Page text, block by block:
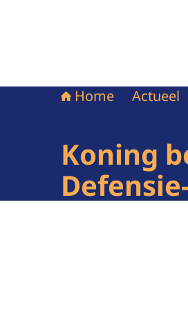
Home Actueel
Koning